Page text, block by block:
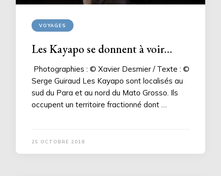
VOYAGES
Les Kayapo se donnent à voir…
Photographies : © Xavier Desmier / Texte : ©
Serge Guiraud Les Kayapo sont localisés au
sud du Para et au nord du Mato Grosso. Ils
occupent un territoire fractionné dont …
25 OCTOBRE 2018